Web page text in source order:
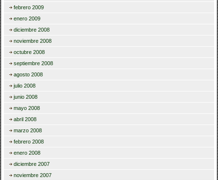
febrero 2009
enero 2009
diciembre 2008
noviembre 2008
octubre 2008
septiembre 2008
agosto 2008
julio 2008
junio 2008
mayo 2008
abril 2008
marzo 2008
febrero 2008
enero 2008
diciembre 2007
noviembre 2007